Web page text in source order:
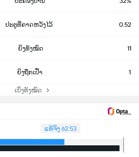
ປະຕູທີ່ຄາດຫວັງໄວ້ 0.52
ຍິງທັງໝົດ 11
ຍິງຖືກເປົ້າ 1
ເບິ່ງທັງໝົດ
ແທ້ຈິງ 62:53